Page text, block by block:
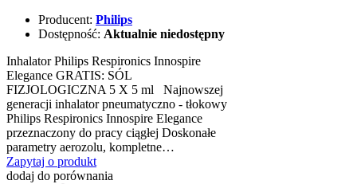
Producent: Philips
Dostępność: Aktualnie niedostępny
Inhalator Philips Respironics Innospire
Elegance GRATIS: SÓL
FIZJOLOGICZNA 5 X 5 ml Najnowszej
generacji inhalator pneumatyczno - tłokowy
Philips Respironics Innospire Elegance
przeznaczony do pracy ciągłej Doskonałe
parametry aerozolu, kompletne…
Zapytaj o produkt
dodaj do porównania